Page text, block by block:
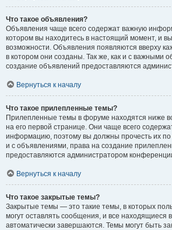
Что такое объявления?
Объявления чаще всего содержат важную
котором вы находитесь в настоящий момент, и
возможности. Объявления появляются вверху
в котором они созданы. Так же, как и с важными
создание объявлений предоставляются
Вернуться к началу
Что такое прилепленные темы?
Прилепленные темы в форуме находятся ниже
на его первой странице. Они чаще всего
информацию, поэтому вы должны прочесть их по
и с объявлениями, права на создание
предоставляются администратором
Вернуться к началу
Что такое закрытые темы?
Закрытые темы — это такие темы, в которых
могут оставлять сообщения, и все находящиеся
автоматически завершаются. Темы могут быть